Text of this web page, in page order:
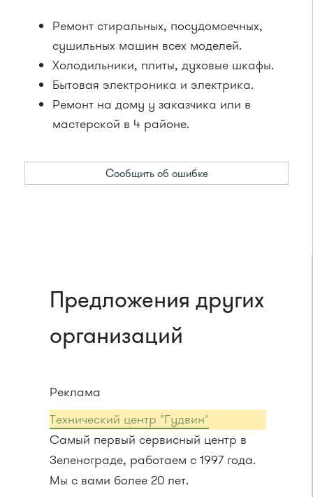
Ремонт стиральных, посудомоечных,
сушильных машин всех моделей.
Холодильники, плиты, духовые шкафы.
Бытовая электроника и электрика.
Ремонт на дому у заказчика или в
мастерской в 4 районе.
Сообщить об ошибке
Предложения других
организаций
Реклама
Технический центр "Гудвин"
Самый первый сервисный центр в
Зеленограде, работаем с 1997 года.
Мы с вами более 20 лет.